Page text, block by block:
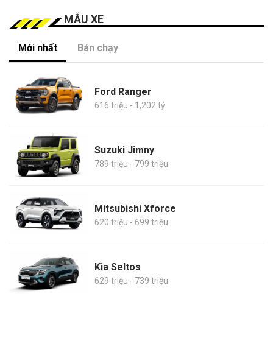
MẪU XE
Mới nhất Bán chạy
Ford Ranger
616 triệu - 1,202 tỷ
Suzuki Jimny
789 triệu - 799 triệu
Mitsubishi Xforce
620 triệu - 699 triệu
Kia Seltos
629 triệu - 739 triệu